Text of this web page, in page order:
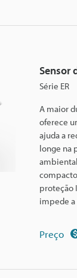
Sensor
Série ER
A maior
oferece
ajuda a
longe na
proteção
impede a
Preço